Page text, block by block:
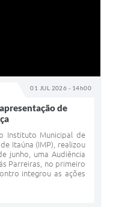
01 JUL 2026 - 14h00
de
Instituto Municipal de
Itaúna (IMP), realizou
junho, uma Audiência
Parreiras, no primeiro
integrou as ações